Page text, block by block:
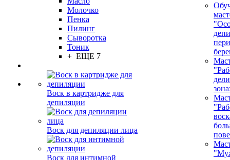
Молочко
Пенка
Пилинг
Сыворотка
Тоник
+ ЕЩЕ 7
Воск в картридже для
депиляции
Воск для депиляции лица
Воск для интимной